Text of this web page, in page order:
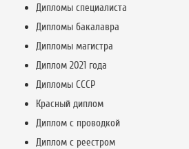
Дипломы специалиста
Дипломы бакалавра
Дипломы магистра
Диплом 2021 года
Дипломы СССР
Красный диплом
Диплом с проводкой
Диплом с реестром